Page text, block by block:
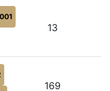
13
169